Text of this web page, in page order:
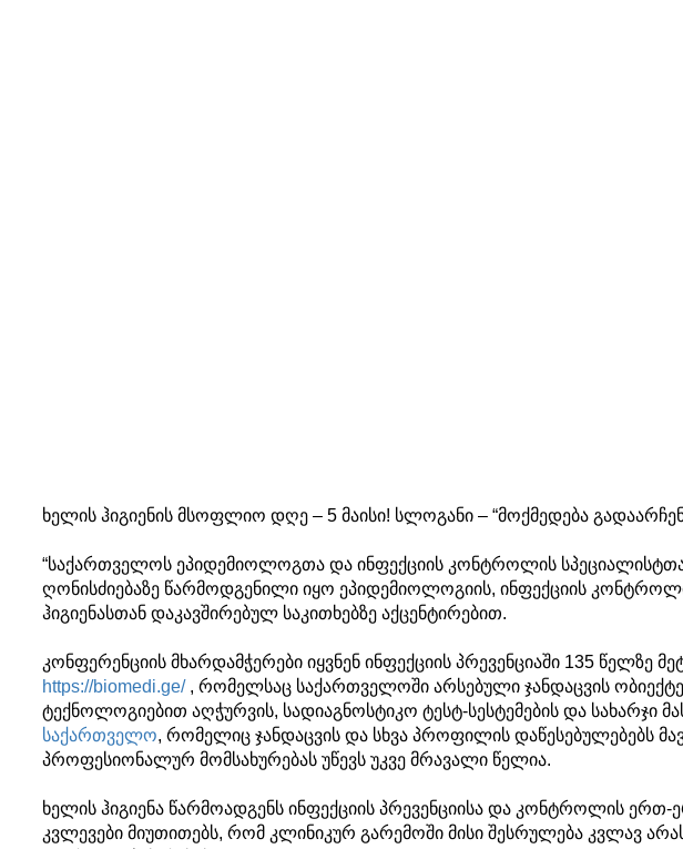
ხელის ჰიგიენის მსოფლიო დღე – 5 მაისი! სლოგანი – “მოქმედება
“საქართველოს ეპიდემიოლოგთა და ინფექციის კონტროლის
ღონისძიებაზე წარმოდგენილი იყო ეპიდემიოლოგიის, ინფექციის
ჰიგიენასთან დაკავშირებულ საკითხებზე აქცენტირებით.
კონფერენციის მხარდამჭერები იყვნენ ინფექციის პრევენციაში 135 წელზე
https://biomedi.ge/, რომელსაც საქართველოში არსებული ჯანდაცვის
ტექნოლოგიებით აღჭურვის, სადიაგნოსტიკო ტესტ-სესტემების და სახარჯი
საქართველო, რომელიც ჯანდაცვის და სხვა პროფილის დაწესებულებებს
პროფესიონალურ მომსახურებას უწევს უკვე მრავალი წელია.
ხელის ჰიგიენა წარმოადგენს ინფექციის პრევენციისა და კონტროლის
კვლევები მიუთითებს, რომ კლინიკურ გარემოში მისი შესრულება კვლავ